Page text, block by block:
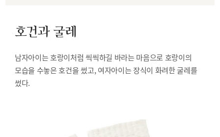
호건과 굴레
남자아이는 호랑이처럼 씩씩하길 바라는 마음으로 호랑이의
모습을 수놓은 호건을 썼고, 여자아이는 장식이 화려한 굴레를
썼다.